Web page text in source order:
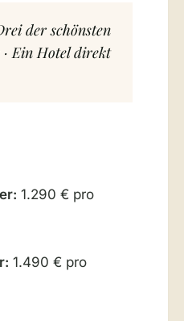
der schönsten
Ein Hotel direkt
1.290 € pro
1.490 € pro